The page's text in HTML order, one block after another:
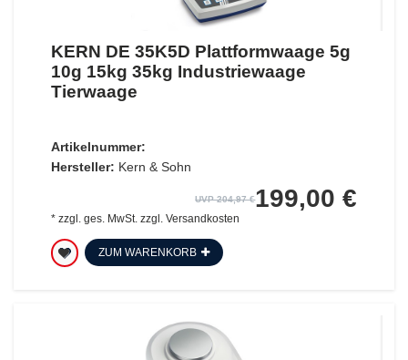
KERN DE 35K5D Plattformwaage 5g
10g 15kg 35kg Industriewaage
Tierwaage
Artikelnummer:
Hersteller: Kern & Sohn
UVP 204,97 €199,00 €
* zzgl. ges. MwSt.zzgl. Versandkosten
ZUM WARENKORB